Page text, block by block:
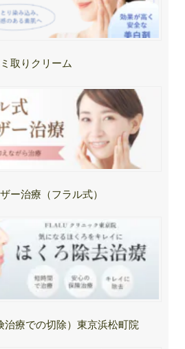
取りクリーム
ー治療（フラル式）
治療での切除）東京浜松町院